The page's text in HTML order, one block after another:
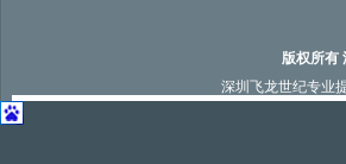
版权所有
深圳飞龙世纪专业